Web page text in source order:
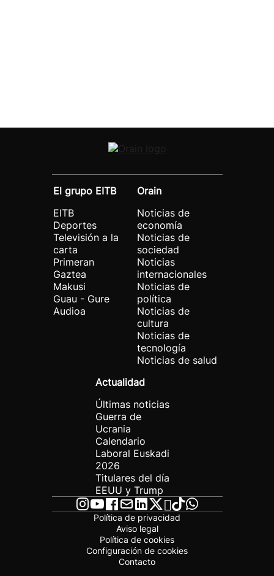
El grupo EITB
EITB
Deportes
Televisión a la
carta
Primeran
Gaztea
Makusi
Guau - Gure
Audioa
Orain
Noticias de
economía
Noticias de
sociedad
Noticias
internacionales
Noticias de
política
Noticias de
cultura
Noticias de
tecnología
Noticias de salud
Actualidad
Últimas noticias
Guerra de
Ucrania
Calendario
Laboral Euskadi
2026
Titulares del día
EEUU y Trump
Política de privacidad
Aviso legal
Política de cookies
Configuración de cookies
Contacto